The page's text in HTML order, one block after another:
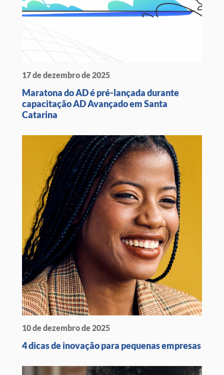
17 de dezembro de 2025
Maratona do AD é pré-lançada durante
capacitação AD Avançado em Santa
Catarina
10 de dezembro de 2025
4 dicas de inovação para pequenas empresas